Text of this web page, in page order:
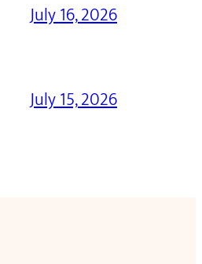
July 16, 2026
July 15, 2026